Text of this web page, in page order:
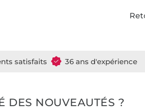
satisfaits 36 ans d'expérience
DES NOUVEAUTÉS ?